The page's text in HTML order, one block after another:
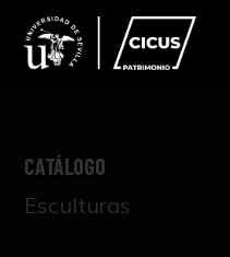
CATÁLOGO
Esculturas